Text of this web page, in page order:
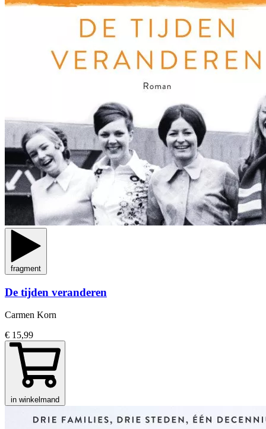
fragment
De tijden veranderen
Carmen Korn
€ 15,99
in winkelmand